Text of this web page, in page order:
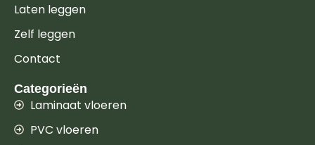
Laten leggen
Zelf leggen
Contact
Categorieën
Laminaat vloeren
PVC vloeren